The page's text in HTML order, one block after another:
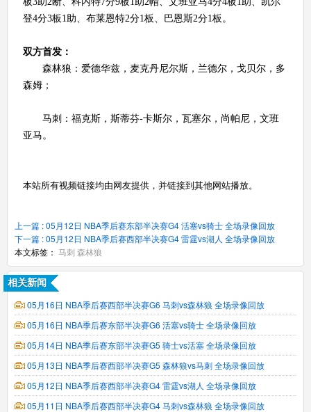
登4分3板1助、布莱恩特2分1板、巴恩斯2分1板。
双方首发：
森林狼：爱德华兹，麦克丹尼尔斯，兰德尔，戈贝尔，多
森姆；
马刺：福克斯，斯蒂芬-卡斯尔，瓦塞尔，尚帕尼，文班
亚马。
本站所有视频链接均由网友提供，并链接到其他网站播放。
上一篇 : 05月12日 NBA季后赛东部半决赛G4 活塞vs骑士 全场录像回放
下一篇 : 05月12日 NBA季后赛西部半决赛G4 雷霆vs湖人 全场录像回放
本文标签： 马刺森林狼
相关新闻
05月16日 NBA季后赛西部半决赛G6 马刺vs森林狼 全场录像回放
05月16日 NBA季后赛东部半决赛G6 活塞vs骑士 全场录像回放
05月14日 NBA季后赛东部半决赛G5 骑士vs活塞 全场录像回放
05月13日 NBA季后赛西部半决赛G5 森林狼vs马刺 全场录像回放
05月12日 NBA季后赛西部半决赛G4 雷霆vs湖人 全场录像回放
05月11日 NBA季后赛西部半决赛G4 马刺vs森林狼 全场录像回放